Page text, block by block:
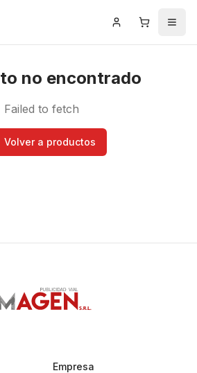
Iniciar Sesión
Carrito
no encontrado
Failed to fetch
Volver a productos
Empresa